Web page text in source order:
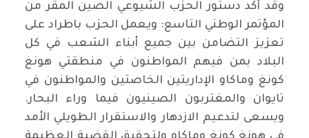
وقد أكد دستور الحزب الشيوعي الصين المقر من
المؤتمر الوطني التاسع: ويعمل الحزب باطراد على
تعزيز التضامن بين جميع أبناء الشعب في كل
البلاد بمن فيهم المواطنون في منطقتي هونغ
كونغ وماكاو الإداريتين الخاصتين والمواطنون في
تايوان والمغتربون الصينيون فيما وراء البحار.
ويسعى لتدعيم الازدهار والاستقرار الطويلي الأمد